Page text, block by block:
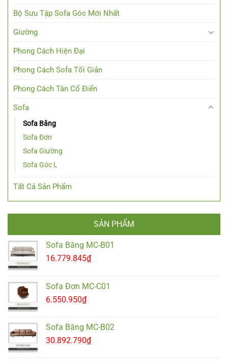
Bộ Sưu Tập Sofa Góc Mới Nhất
Giường
Phong Cách Hiện Đại
Phong Cách Sofa Tối Giản
Phong Cách Tân Cổ Điển
Sofa
Sofa Băng
Sofa Đơn
Sofa Giường
Sofa Góc L
Tất Cả Sản Phẩm
SẢN PHẨM
Sofa Băng MC-B01
16.779.845₫
Sofa Đơn MC-C01
6.550.950₫
Sofa Băng MC-B02
30.892.790₫